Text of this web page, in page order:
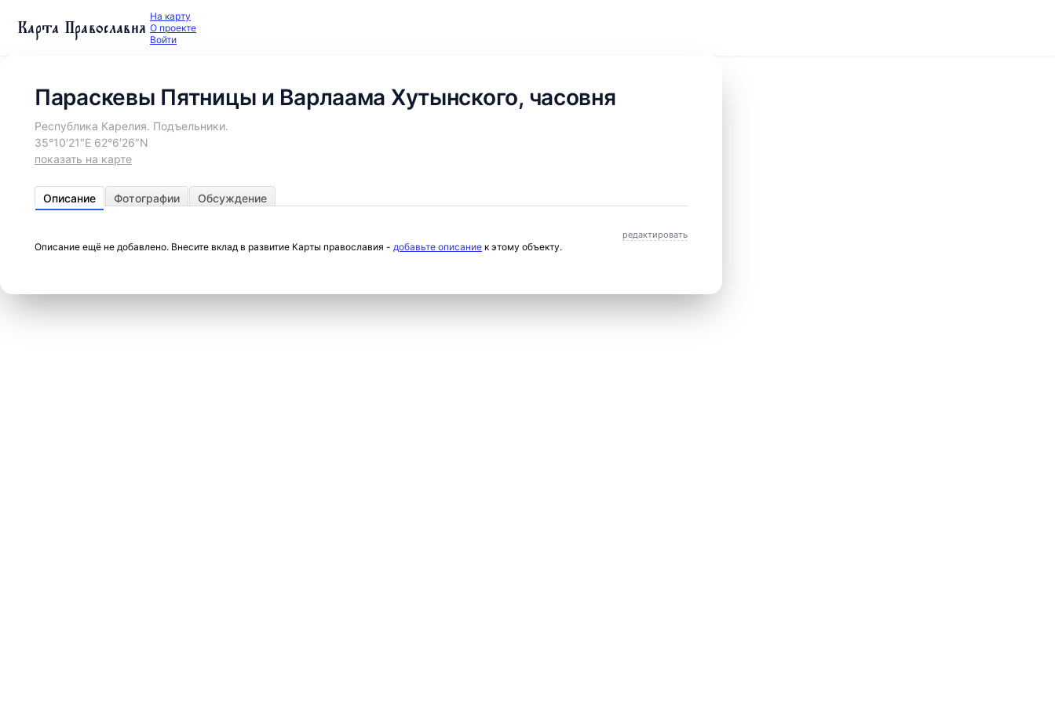
Карта Православия На карту
О проекте
Войти
Параскевы Пятницы и Варлаама Хутынского, часовня
Республика Карелия. Подъельники.
35°10′21″E 62°6′26″N
показать на карте
Описание Фотографии Обсуждение
редактировать
Описание ещё не добавлено. Внесите вклад в развитие Карты православия - добавьте описание к этому объекту.